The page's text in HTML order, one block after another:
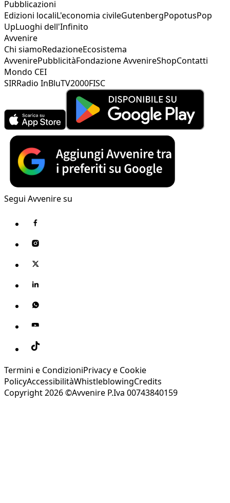
Pubblicazioni
Edizioni localiL'economia civileGutenbergPopotusPop
UpLuoghi dell'Infinito
Avvenire
Chi siamoRedazioneEcosistema
AvvenirePubblicitàFondazione AvvenireShopContatti
Mondo CEI
SIRRadio InBluTV2000FISC
Segui Avvenire su
Termini e CondizioniPrivacy e Cookie
PolicyAccessibilitàWhistleblowingCredits
Copyright 2026 ©Avvenire P.Iva 00743840159